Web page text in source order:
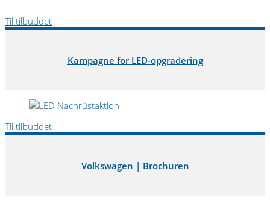
Til tilbuddet
Kampagne for LED-opgradering
Til tilbuddet
Volkswagen | Brochuren